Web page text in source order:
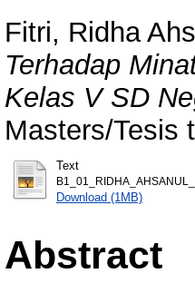
Fitri, Ridha
Terhadap
Kelas V SD
Masters/Tesis
Text
Download (1MB)
Abstract